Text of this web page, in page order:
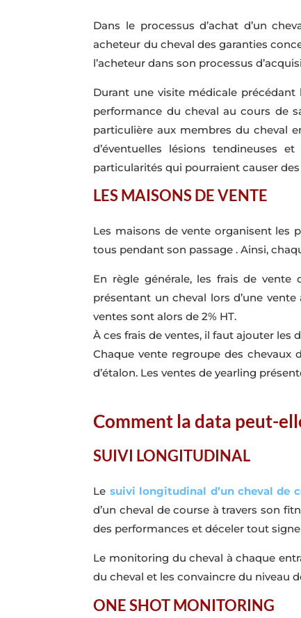
Dans le processus d’achat d’un
acheteur du cheval des garanties
l’acheteur dans son processus
Durant une visite médicale précédant
performance du cheval au cours de
particulière aux membres du cheval
d’éventuelles lésions tendineuses
particularités qui pourraient causer
LES MAISONS DE VENTE
Les maisons de vente organisent les
tous pendant son passage . Ainsi,
En règle générale, les frais de vente
présentant un cheval lors d’une
ventes sont alors de 2% HT.
À ces frais de ventes, il faut ajouter les
Chaque vente regroupe des chevaux
d’étalon. Les ventes de yearling
Comment la data peut-
SUIVI LONGITUDINAL
Le suivi longitudinal d’un cheval de
d’un cheval de course à travers son
des performances et déceler tout
Le monitoring du cheval à chaque
du cheval et les convaincre du niveau
ONE SHOT MONITORING